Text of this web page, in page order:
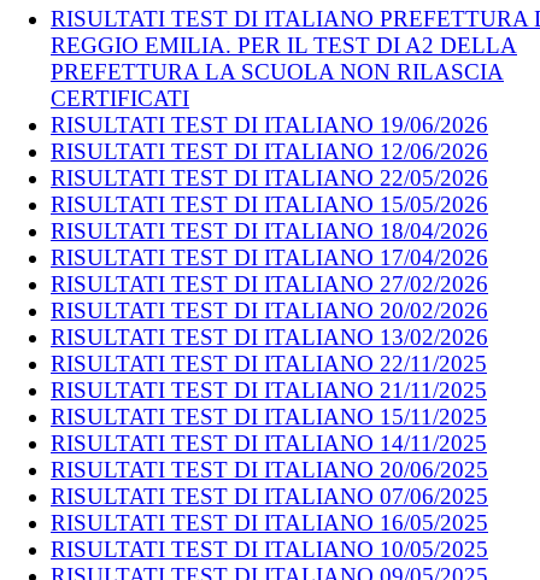
RISULTATI TEST DI ITALIANO PREFETTURA
REGGIO EMILIA. PER IL TEST DI A2 DELLA
PREFETTURA LA SCUOLA NON RILASCIA
CERTIFICATI
RISULTATI TEST DI ITALIANO 19/06/2026
RISULTATI TEST DI ITALIANO 12/06/2026
RISULTATI TEST DI ITALIANO 22/05/2026
RISULTATI TEST DI ITALIANO 15/05/2026
RISULTATI TEST DI ITALIANO 18/04/2026
RISULTATI TEST DI ITALIANO 17/04/2026
RISULTATI TEST DI ITALIANO 27/02/2026
RISULTATI TEST DI ITALIANO 20/02/2026
RISULTATI TEST DI ITALIANO 13/02/2026
RISULTATI TEST DI ITALIANO 22/11/2025
RISULTATI TEST DI ITALIANO 21/11/2025
RISULTATI TEST DI ITALIANO 15/11/2025
RISULTATI TEST DI ITALIANO 14/11/2025
RISULTATI TEST DI ITALIANO 20/06/2025
RISULTATI TEST DI ITALIANO 07/06/2025
RISULTATI TEST DI ITALIANO 16/05/2025
RISULTATI TEST DI ITALIANO 10/05/2025